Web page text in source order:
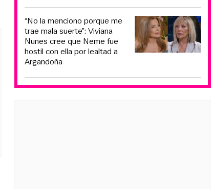
“No la menciono porque me
trae mala suerte”: Viviana
Nunes cree que Neme fue
hostil con ella por lealtad a
Argandoña